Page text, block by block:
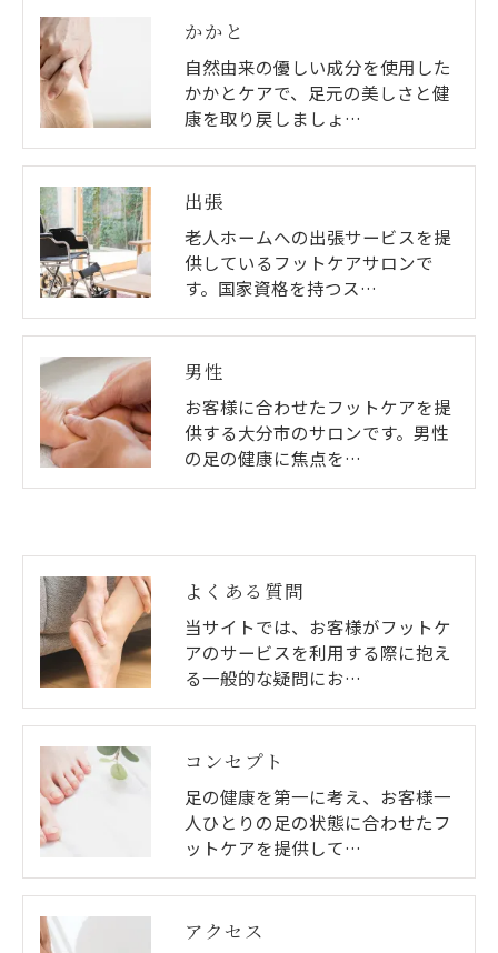
かかと
自然由来の優しい成分を使用した
かかとケアで、足元の美しさと健
康を取り戻しましょ…
出張
老人ホームへの出張サービスを提
供しているフットケアサロンで
す。国家資格を持つス…
男性
お客様に合わせたフットケアを提
供する大分市のサロンです。男性
の足の健康に焦点を…
よくある質問
当サイトでは、お客様がフットケ
アのサービスを利用する際に抱え
る一般的な疑問にお…
コンセプト
足の健康を第一に考え、お客様一
人ひとりの足の状態に合わせたフ
ットケアを提供して…
アクセス